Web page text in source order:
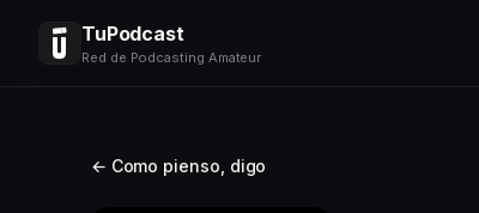
TuPodcast
Red de Podcasting Amateur
← Como pienso, digo